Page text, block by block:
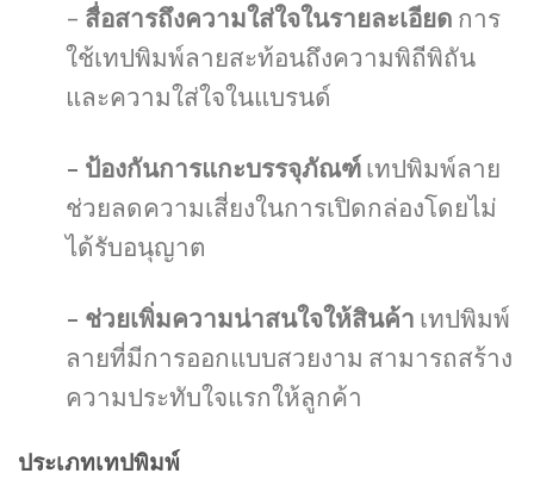
– สื่อสารถึงความใส่ใจในรายละเอียด การ
ใช้เทปพิมพ์ลายสะท้อนถึงความพิถีพิถัน
และความใส่ใจในแบรนด์
– ป้องกันการแกะบรรจุภัณฑ์ เทปพิมพ์ลาย
ช่วยลดความเสี่ยงในการเปิดกล่องโดยไม่
ได้รับอนุญาต
– ช่วยเพิ่มความน่าสนใจให้สินค้า เทปพิมพ์
ลายที่มีการออกแบบสวยงาม สามารถสร้าง
ความประทับใจแรกให้ลูกค้า
ประเภทเทปพิมพ์